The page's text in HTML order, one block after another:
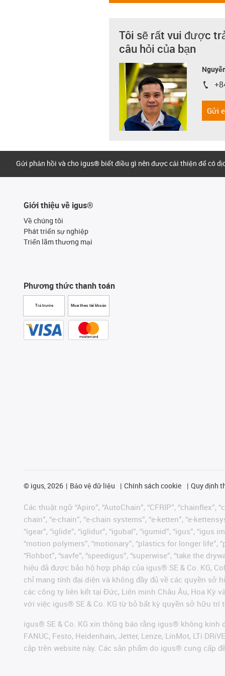
Tôi sẽ rất vui được
câu hỏi của bạn
igus-
Gửi
Gửi phản hồi và cho igus® biết điều gì nên được cải thiện để có
Giới thiệu về igus®
Về chúng tôi
Phát triển sự nghiệp
Triển lãm thương mại
Phương thức thanh toán
Trả trước Mua theo tài khoản
© igus, 2026 Bảo vệ dữ liệu Chính sách cookie Quy định
Các thuật ngữ “Apiro”, “AutoChain”, “CFRIP”, “chainflex”,
chain”, “e-chain”, “e-chain systems”, “e-ketten”, “e-
“igear”, “iglide”, “iglidur”, “igubal”, “igumid”, “igus”, “igus
“motion polymers”, “motionary”, “plastics for longer life”,
“Rohbot”, “savfe”, “speedigus”, “superwise”, “take the
hiệu đã được bảo hộ hợp pháp của igus® SE & Co. KG,
chỉ mang tính đại diện và không đầy đủ về các quyền sở
các công ty liên kết tại Đức, Liên minh Châu Âu, Hoa Kỳ
với việc igus® SE & Co. KG từ bỏ bất kỳ quyền sở hữu trí
igus® SE & Co. KG xin thông báo rằng igus® không kinh
FANUC, Festo, Heidenhain, Jetter, Lenze, LinMot, LTi
cập trên website này. Các sản phẩm do igus® cung cấp